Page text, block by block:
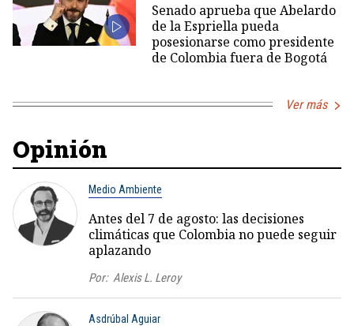
Senado aprueba que Abelardo
de la Espriella pueda
posesionarse como presidente
de Colombia fuera de Bogotá
Ver más
Opinión
Medio Ambiente
Antes del 7 de agosto: las decisiones
climáticas que Colombia no puede seguir
aplazando
Por: Alexis L. Leroy
Asdrúbal Aguiar